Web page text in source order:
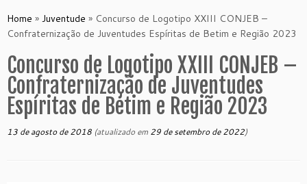
Home » Juventude » Concurso de Logotipo XXIII CONJEB –
Confraternização de Juventudes Espíritas de Betim e Região 2023
Concurso de Logotipo XXIII CONJEB –
Confraternização de Juventudes
Espíritas de Betim e Região 2023
13 de agosto de 2018 (atualizado em 29 de setembro de 2022)